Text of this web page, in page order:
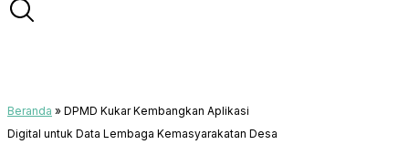
Beranda » DPMD Kukar Kembangkan Aplikasi
Digital untuk Data Lembaga Kemasyarakatan Desa